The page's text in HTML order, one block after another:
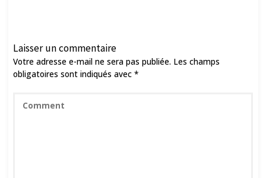
Laisser un commentaire
Votre adresse e-mail ne sera pas publiée. Les champs
obligatoires sont indiqués avec *